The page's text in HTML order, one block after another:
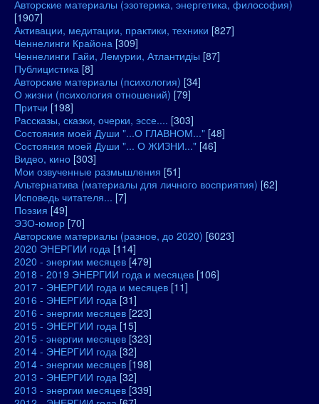
Авторские материалы (эзотерика, энергетика, философия)
[1907]
Активации, медитации, практики, техники [827]
Ченнелинги Крайона [309]
Ченнелинги Гайи, Лемурии, Атлантидіы [87]
Публицистика [8]
Авторские материалы (психология) [34]
О жизни (психология отношений) [79]
Притчи [198]
Рассказы, сказки, очерки, эссе.... [303]
Состояния моей Души "...О ГЛАВНОМ..." [48]
Состояния моей Души "... О ЖИЗНИ..." [46]
Видео, кино [303]
Мои озвученные размышления [51]
Альтернатива (материалы для личного восприятия) [62]
Исповедь читателя... [7]
Поэзия [49]
ЭЗО-юмор [70]
Авторские материалы (разное, до 2020) [6023]
2020 ЭНЕРГИИ года [114]
2020 - энергии месяцев [479]
2018 - 2019 ЭНЕРГИИ года и месяцев [106]
2017 - ЭНЕРГИИ года и месяцев [11]
2016 - ЭНЕРГИИ года [31]
2016 - энергии месяцев [223]
2015 - ЭНЕРГИИ года [15]
2015 - энергии месяцев [323]
2014 - ЭНЕРГИИ года [32]
2014 - энергии месяцев [198]
2013 - ЭНЕРГИИ года [32]
2013 - энергии месяцев [339]